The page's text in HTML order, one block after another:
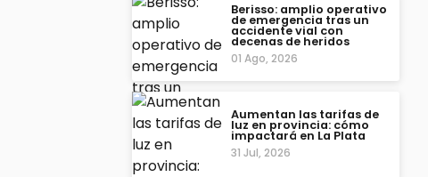
Berisso: amplio operativo
de emergencia tras un
accidente vial con
decenas de heridos
01 Ago, 2026
Aumentan las tarifas de
luz en provincia: cómo
impactará en La Plata
31 Jul, 2026